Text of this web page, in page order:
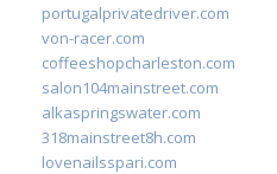
portugalprivatedriver.com
von-racer.com
coffeeshopcharleston.com
salon104mainstreet.com
alkaspringswater.com
318mainstreet8h.com
lovenailsspari.com